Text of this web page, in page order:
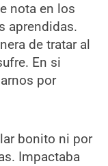
nota en los
aprendidas.
de tratar al
En si
por
bonito ni por
Impactaba